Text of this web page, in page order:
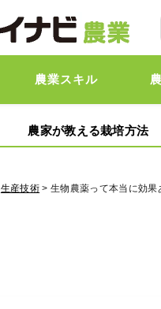
農業スキル
農家が教える栽培方法
生産技術 > 生物農薬って本当に効